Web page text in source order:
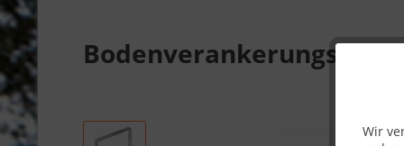
Wir
Bodenverankerungsatz